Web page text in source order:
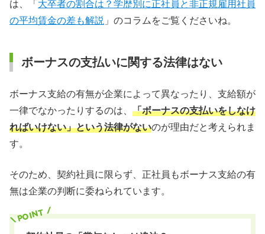
は、「 大卒者の割合は？学歴別に正社員と非正規雇用社員
の平均賃金の差も解説 」のコラムをご覧くださいね。
ボーナスの支払いに関する法律はない
ボーナス支給の有無が企業によって異なったり、支給額が
一律でなかったりするのは、 「ボーナスの支払いをしなけ
ればいけない」という法律がないのが理由だと考えられま
す。
そのため、契約社員に限らず、正社員もボーナス支給の有
無は企業の判断に委ねられています。